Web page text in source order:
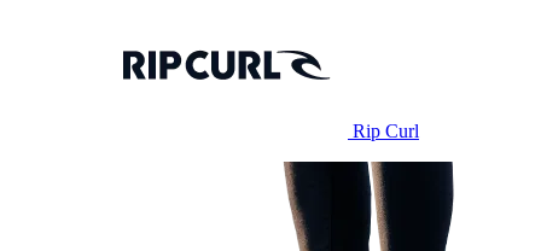
Rip Curl